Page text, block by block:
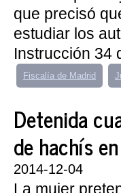
que precisó
estudiar los
Instrucción 34
Fiscalía de Madrid
Detenida
de hachís
2014-12-04
La mujer